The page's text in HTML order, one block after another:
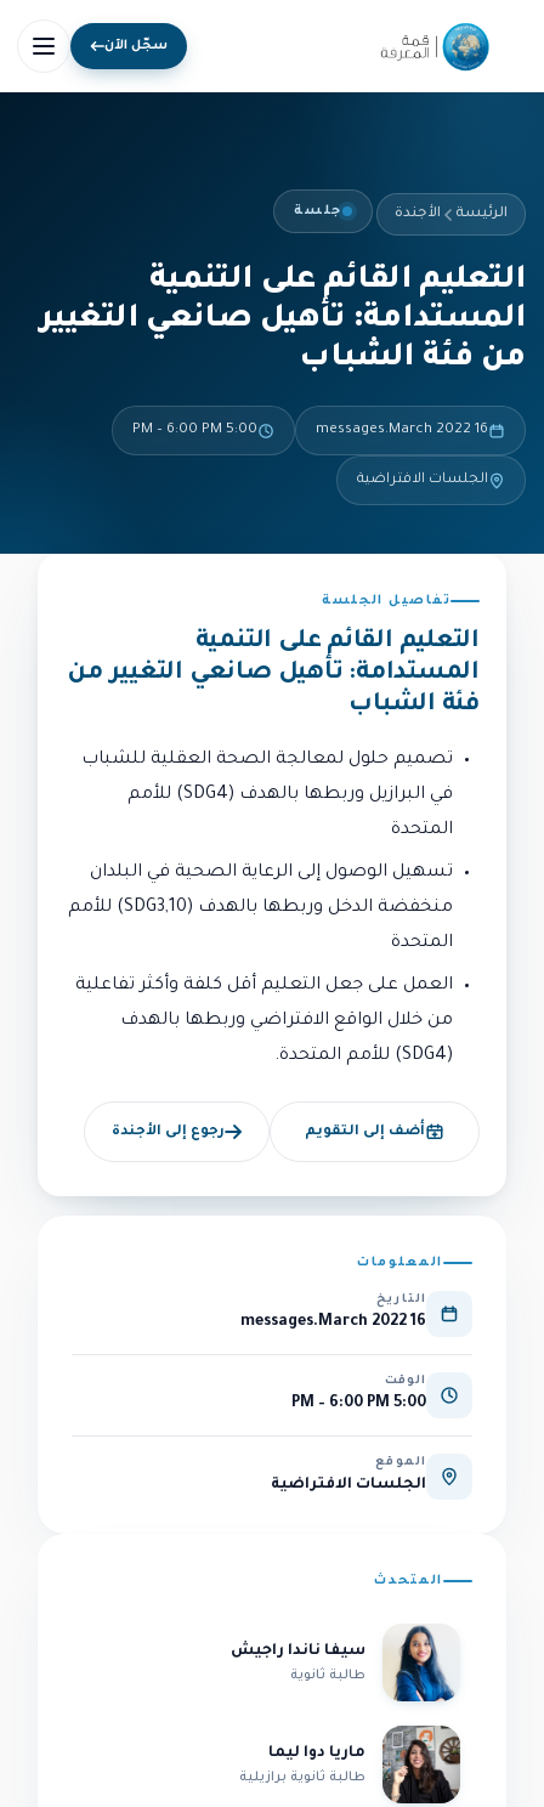
سجّل الآن
الرئيسة الأجندة جلسة
التعليم القائم على التنمية
المستدامة: تأهيل صانعي التغيير
من فئة الشباب
16 messages.March 2022
5:00 PM – 6:00 PM
الجلسات الافتراضية
تفاصيل الجلسة
التعليم القائم على التنمية
المستدامة: تأهيل صانعي التغيير من
فئة الشباب
تصميم حلول لمعالجة الصحة العقلية للشباب
في البرازيل وربطها بالهدف (SDG4) للأمم
المتحدة
تسهيل الوصول إلى الرعاية الصحية في البلدان
منخفضة الدخل وربطها بالهدف (SDG3,10) للأمم
المتحدة
العمل على جعل التعليم أقل كلفة وأكثر تفاعلية
من خلال الواقع الافتراضي وربطها بالهدف
(SDG4) للأمم المتحدة.
أضف إلى التقويم رجوع إلى الأجندة
المعلومات
التاريخ
16 messages.March 2022
الوقت
5:00 PM – 6:00 PM
الموقع
الجلسات الافتراضية
المتحدث
سيفا ناندا راجيش
طالبة ثانوية
ماريا دوا ليما
طالبة ثانوية برازيلية